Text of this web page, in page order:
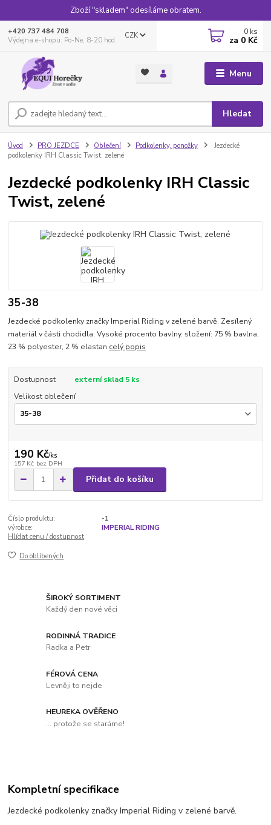
Zboží "skladem" odesíláme obratem.
Menu
CZK
Hledat
+420 737 484 708
Výdejna e-shopu: Po-Ne, 8-20 hod.
0 ks
za 0 Kč
Úvod PRO JEZDCE Oblečení Podkolenky, ponožky
Jezdecké
podkolenky IRH Classic Twist, zelené
Jezdecké podkolenky IRH Classic
Twist, zelené
35-38
Jezdecké podkolenky značky Imperial Riding v zelené barvě. Zesílený
materiál v části chodidla. Vysoké procento bavlny. složení: 75 % bavlna,
23 % polyester, 2 % elastan celý popis
Dostupnost
externí sklad 5 ks
Velikost oblečení
190 Kč/ks
157 Kč bez DPH
Přidat do košíku
Číslo produktu:
-1
výrobce:
IMPERIAL RIDING
Hlídat cenu / dostupnost
Do oblíbených
ŠIROKÝ SORTIMENT
Každý den nové věci
RODINNÁ TRADICE
Radka a Petr
FÉROVÁ CENA
Levněji to nejde
HEUREKA OVĚŘENO
... protože se staráme!
Kompletní specifikace
Jezdecké podkolenky značky Imperial Riding v zelené barvě.